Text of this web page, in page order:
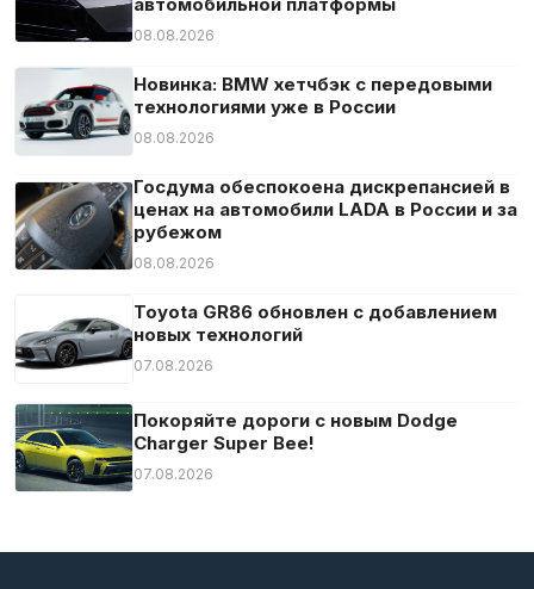
08.08.2026
Новинка: BMW хетчбэк с передовыми
технологиями уже в России
08.08.2026
Госдума обеспокоена дискрепансией в
ценах на автомобили LADA в России и за
рубежом
08.08.2026
Toyota GR86 обновлен с добавлением
новых технологий
07.08.2026
Покоряйте дороги с новым Dodge
Charger Super Bee!
07.08.2026